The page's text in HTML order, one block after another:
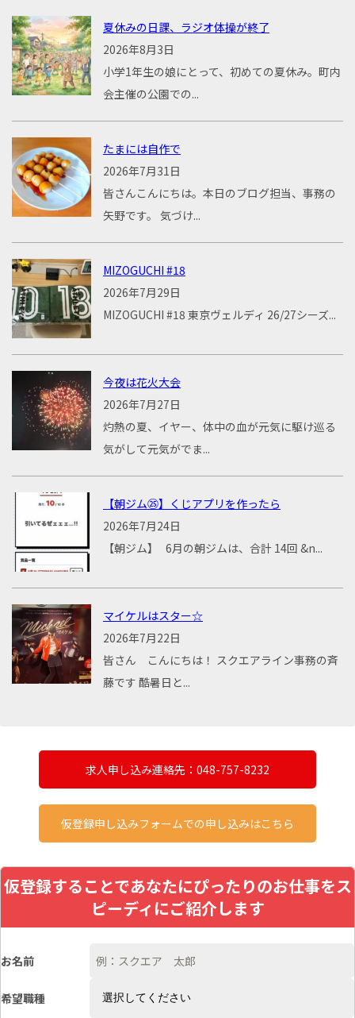
夏休みの日課、ラジオ体操が終了
2026年8月3日
小学1年生の娘にとって、初めての夏休み。町内
会主催の公園での...
たまには自作で
2026年7月31日
皆さんこんにちは。本日のブログ担当、事務の
矢野です。 気づけ...
MIZOGUCHI #18
2026年7月29日
MIZOGUCHI #18 東京ヴェルディ 26/27シーズ...
今夜は花火大会
2026年7月27日
灼熱の夏、イヤー、体中の血が元気に駆け巡る
気がして元気がでま...
【朝ジム㉕】くじアプリを作ったら
2026年7月24日
【朝ジム】 6月の朝ジムは、合計 14回 &n...
マイケルはスター☆
2026年7月22日
皆さん こんにちは！ スクエアライン事務の斉
藤です 酷暑日と...
求人申し込み連絡先：048-757-8232
仮登録申し込みフォームでの申し込みはこちら
仮登録することであなたにぴったりのお仕事をス
ピーディにご紹介します
お名前
希望職種